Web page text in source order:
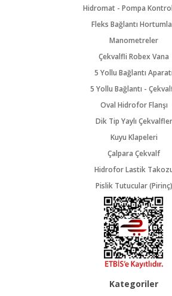
Hidromat - Pompa
Fleks Bağlantı
Manometreler
Çekvalfli Robex Vana
5 Yollu Bağlantı Aparatı
5 Yollu Bağlantı -
Oval Hidrofor Flanşı
Dik Tip Yaylı Çekvalfler
Kuyu Klapeleri
Çalpara Çekvalf
Hidrofor Lastik
Pislik Tutucular (Pirinç)
Kategoriler